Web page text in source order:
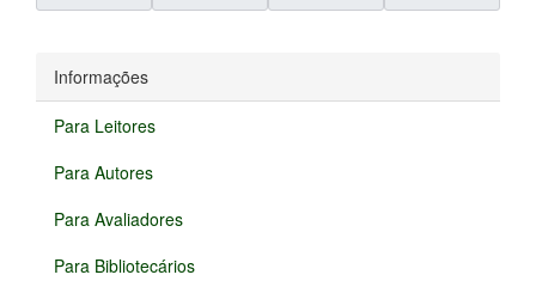
Informações
Para Leitores
Para Autores
Para Avaliadores
Para Bibliotecários